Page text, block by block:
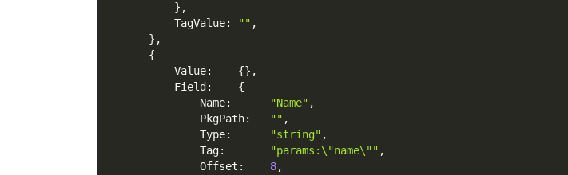
} ,
          TagValue
: "" ,
} ,
{
          Value
: {} ,
          Field
:
{
              Name
: "Name" ,
              PkgPath
: "" ,
              Type
: "string" ,
              Tag
: "params:\"name\"" ,
              Offset
: 8,